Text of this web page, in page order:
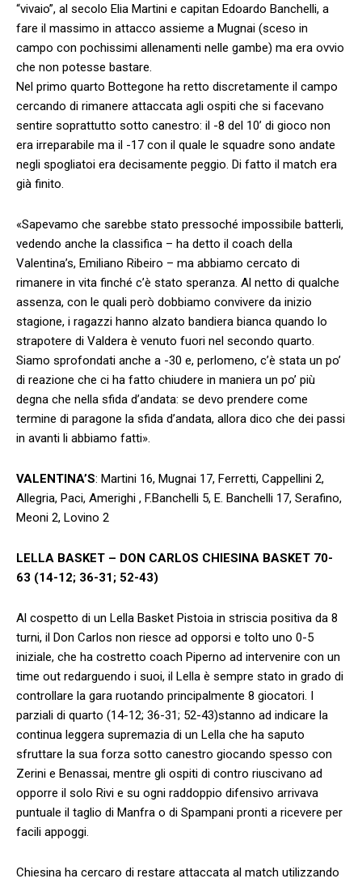
“vivaio”, al secolo Elia Martini e capitan Edoardo Banchelli, a
fare il massimo in attacco assieme a Mugnai (sceso in
campo con pochissimi allenamenti nelle gambe) ma era ovvio
che non potesse bastare.
Nel primo quarto Bottegone ha retto discretamente il campo
cercando di rimanere attaccata agli ospiti che si facevano
sentire soprattutto sotto canestro: il -8 del 10’ di gioco non
era irreparabile ma il -17 con il quale le squadre sono andate
negli spogliatoi era decisamente peggio. Di fatto il match era
già finito.
«Sapevamo che sarebbe stato pressoché impossibile batterli,
vedendo anche la classifica – ha detto il coach della
Valentina’s, Emiliano Ribeiro – ma abbiamo cercato di
rimanere in vita finché c’è stato speranza. Al netto di qualche
assenza, con le quali però dobbiamo convivere da inizio
stagione, i ragazzi hanno alzato bandiera bianca quando lo
strapotere di Valdera è venuto fuori nel secondo quarto.
Siamo sprofondati anche a -30 e, perlomeno, c’è stata un po’
di reazione che ci ha fatto chiudere in maniera un po’ più
degna che nella sfida d’andata: se devo prendere come
termine di paragone la sfida d’andata, allora dico che dei passi
in avanti li abbiamo fatti».
VALENTINA’S: Martini 16, Mugnai 17, Ferretti, Cappellini 2,
Allegria, Paci, Amerighi , F.Banchelli 5, E. Banchelli 17, Serafino,
Meoni 2, Lovino 2
LELLA BASKET – DON CARLOS CHIESINA BASKET 70-
63 (14-12; 36-31; 52-43)
Al cospetto di un Lella Basket Pistoia in striscia positiva da 8
turni, il Don Carlos non riesce ad opporsi e tolto uno 0-5
iniziale, che ha costretto coach Piperno ad intervenire con un
time out redarguendo i suoi, il Lella è sempre stato in grado di
controllare la gara ruotando principalmente 8 giocatori. I
parziali di quarto (14-12; 36-31; 52-43)stanno ad indicare la
continua leggera supremazia di un Lella che ha saputo
sfruttare la sua forza sotto canestro giocando spesso con
Zerini e Benassai, mentre gli ospiti di contro riuscivano ad
opporre il solo Rivi e su ogni raddoppio difensivo arrivava
puntuale il taglio di Manfra o di Spampani pronti a ricevere per
facili appoggi.
Chiesina ha cercaro di restare attaccata al match utilizzando